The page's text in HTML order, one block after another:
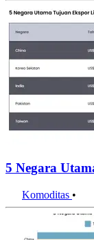
5 Negara
Komoditas •